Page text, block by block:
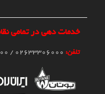
خدمات دهی در تمامی
تلفن: